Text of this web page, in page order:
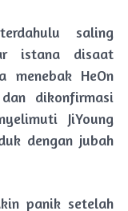
saling
istana disaat
menebak HeOn
dikonfirmasi
JiYoung
dengan jubah
panik setelah